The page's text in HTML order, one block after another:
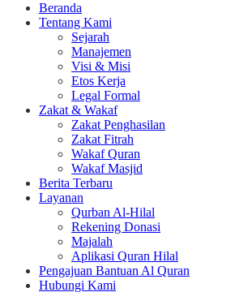
Beranda
Tentang Kami
Sejarah
Manajemen
Visi & Misi
Etos Kerja
Legal Formal
Zakat & Wakaf
Zakat Penghasilan
Zakat Fitrah
Wakaf Quran
Wakaf Masjid
Berita Terbaru
Layanan
Qurban Al-Hilal
Rekening Donasi
Majalah
Aplikasi Quran Hilal
Pengajuan Bantuan Al Quran
Hubungi Kami